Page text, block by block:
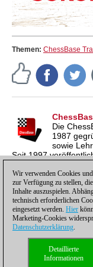
Themen: ChessBase
Die
1987
sowie
Seit 1997
inzwischen in vier
Datenschutzhinweis|
Wir verwenden Cookies
zur Verfügung zu stellen,
Inhalte auszuspielen.
technisch erforderlichen
eingesetzt werden. Hier
Marketing-Cookies
Datenschutzerklärung.
Detaillierte
Informationen